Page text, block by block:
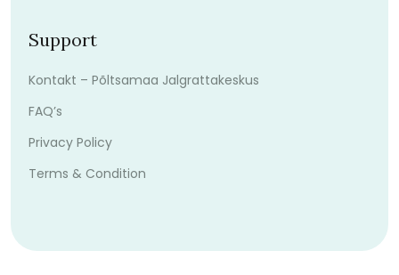
Support
Kontakt – Põltsamaa Jalgrattakeskus
FAQ’s
Privacy Policy
Terms & Condition